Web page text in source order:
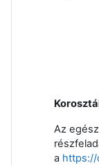
Az
a https://